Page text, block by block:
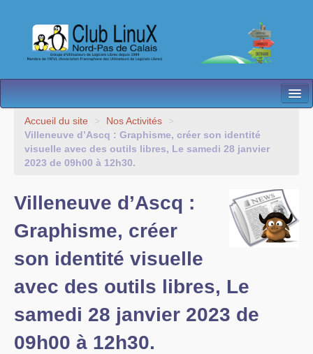
L’Association
Nos Activités
Contact
Les antennes
Espace membres
Accueil du site > Nos Activités
>
Villeneuve d’Ascq : Graphisme, créer son identité
visuelle avec des outils libres, Le samedi 28 janvier
2023 de 09h00 à 12h30.
Villeneuve d’Ascq :
Graphisme, créer
son identité visuelle
avec des outils libres, Le
samedi 28 janvier 2023 de
09h00 à 12h30.